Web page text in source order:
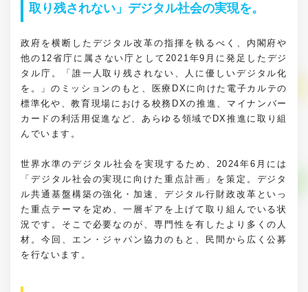
取り残されない」デジタル社会の実現を。
政府を横断したデジタル改革の指揮を執るべく、内閣府や
他の12省庁に属さない庁として2021年9月に発足したデジ
タル庁。「誰一人取り残されない、人に優しいデジタル化
を。」のミッションのもと、医療DXに向けた電子カルテの
標準化や、教育現場における校務DXの推進、マイナンバー
カードの利活用促進など、あらゆる領域でDX推進に取り組
んでいます。
世界水準のデジタル社会を実現するため、2024年6月には
「デジタル社会の実現に向けた重点計画」を策定。デジタ
ル共通基盤構築の強化・加速、デジタル行財政改革といっ
た重点テーマを定め、一層ギアを上げて取り組んでいる状
況です。そこで必要なのが、専門性を有したより多くの人
材。今回、エン・ジャパン協力のもと、民間から広く公募
を行ないます。